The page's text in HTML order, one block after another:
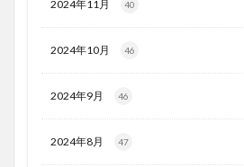
2024年11月 40
2024年10月 46
2024年9月 46
2024年8月 47